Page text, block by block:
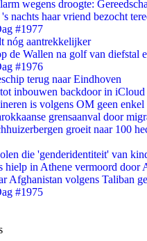
wegens droogte:
nachts haar vriend bezocht
#1977
nóg aantrekkelijker
de Wallen na golf van diefstal
#1976
terug naar Eindhoven
inbouwen backdoor in iCloud
is volgens OM geen enkel
grensaanval door
groeit naar 100
die 'genderidentiteit' van
hielp in Athene vermoord door
Afghanistan volgens Taliban
#1975